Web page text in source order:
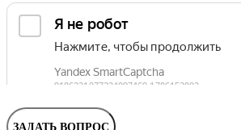
Маммолог
Полезные статьи и видео
ЗАДАТЬ ВОПРОС